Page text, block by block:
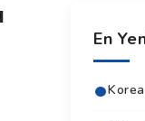
En